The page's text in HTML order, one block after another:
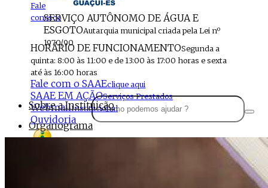
Fale
conosco
SERVIÇO AUTÔNOMO DE ÁGUA E
ESGOTOAutarquia municipal criada pela Lei nº
1970/90
HORÁRIO DE FUNCIONAMENTOSegunda a
quinta: 8:00 às 11:00 e de 13:00 às 17:00 horas e sexta
até às 16:00 horas
Fale com o SAAEclique aqui
SAAE EM AÇÃOServiços Prestados
WebmailInstitucional
Ouvidoria
Sobre a Instituição
Organograma